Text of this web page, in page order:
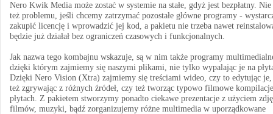
Nero Kwik Media może zostać w systemie na stałe, gdyż jest bezpłatny. Nie
też problemu, jeśli chcemy zatrzymać pozostałe główne programy -
zakupić licencję i wprowadzić jej kod, a pakietu nie trzeba nawet
będzie już działał bez ograniczeń czasowych i funkcjonalnych.
Jak nazwa tego kombajnu wskazuje, są w nim także programy
dzięki którym zajmiemy się naszymi plikami, nie tylko wypalając je na
Dzięki Nero Vision (Xtra) zajmiemy się treściami wideo, czy to edytując
też zgrywając z różnych źródeł, czy też tworząc typowo filmowe
płytach. Z pakietem stworzymy ponadto ciekawe prezentacje z użyciem
filmów, muzyki, bądź zorganizujemy różne multimedia w uporządkowane